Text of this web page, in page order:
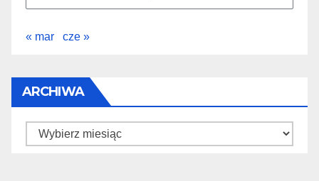
« mar cze »
ARCHIWA
Archiwa